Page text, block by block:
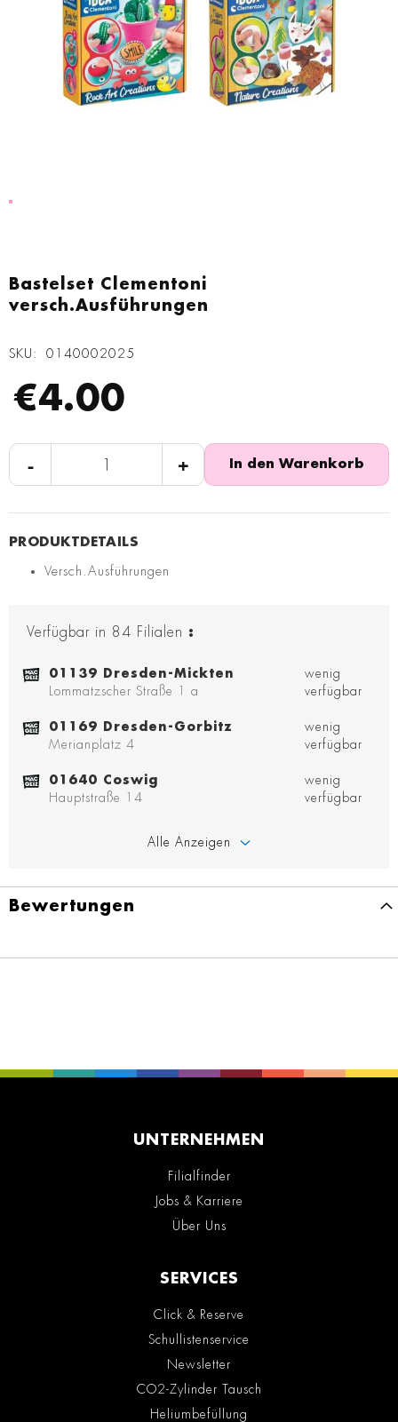
Bastelset Clementoni
versch.Ausführungen
SKU 0140002025
€4.00
- + In den Warenkorb
Versch.Ausführungen
Verfügbar in 84 Filialen :
01139 Dresden-Mickten
Lommatzscher Straße 1 a
wenig
verfügbar
01169 Dresden-Gorbitz
Merianplatz 4
wenig
verfügbar
01640 Coswig
Hauptstraße 14
wenig
verfügbar
Alle Anzeigen
Anfang
der
Bewertungen
UNTERNEHMEN
Filialfinder
Jobs & Karriere
Über Uns
SERVICES
Click & Reserve
Schullistenservice
Newsletter
CO2-Zylinder Tausch
Heliumbefüllung